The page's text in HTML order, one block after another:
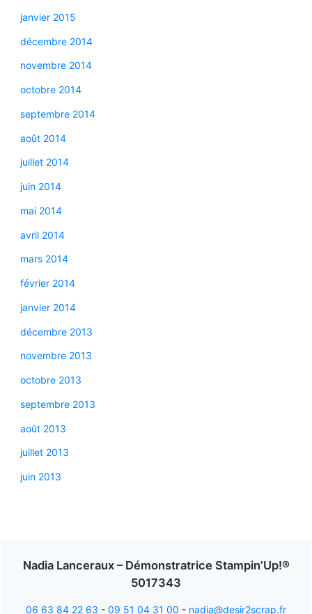
janvier 2015
décembre 2014
novembre 2014
octobre 2014
septembre 2014
août 2014
juillet 2014
juin 2014
mai 2014
avril 2014
mars 2014
février 2014
janvier 2014
décembre 2013
novembre 2013
octobre 2013
septembre 2013
août 2013
juillet 2013
juin 2013
Nadia Lanceraux – Démonstratrice Stampin’Up!®
5017343
06 63 84 22 63 - 09 51 04 31 00 - nadia@desir2scrap.fr